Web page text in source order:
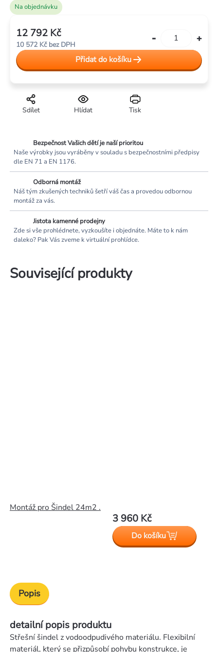
Na objednávku
Tisk
Hlídat
Sdílet
12 792 Kč
10 572 Kč bez DPH
cena:
Přidat do košíku
Bezpečnost Vašich dětí je naší prioritou
Naše výrobky jsou vyráběny v souladu s bezpečnostními předpisy
dle EN 71 a EN 1176.
Odborná montáž
Náš tým zkušených techniků šetří váš čas a provedou odbornou
montáž za vás.
Jistota kamenné prodejny
Zde si vše prohlédnete, vyzkoušíte i objednáte. Máte to k nám
daleko? Pak Vás zveme k virtuální prohlídce.
Související produkty
Montáž pro Šindel 24m2 .
3 960 Kč
Do košíku
Popis
detailní popis produktu
Střešní šindel z vodoodpudivého materiálu. Flexibilní
materiál, který se přizpůsobí pohybu konstrukce, je